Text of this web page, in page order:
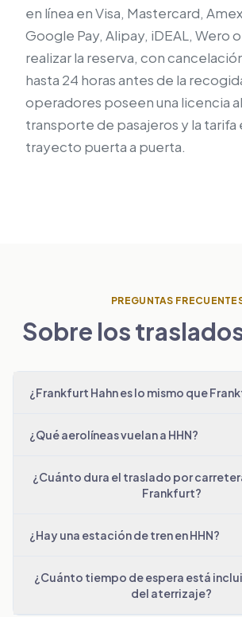
en línea en Visa, Mastercard,
Google Pay, Alipay, iDEAL, Wero o
realizar la reserva, con
hasta 24 horas antes de la
operadores poseen una licencia
transporte de pasajeros y la tarifa
trayecto puerta a puerta.
PREGUNTAS
Sobre los
¿Frankfurt Hahn es lo mismo que
¿Qué aerolíneas vuelan a HHN?
¿Cuánto dura el traslado por
Frankfurt?
¿Hay una estación de tren en HHN?
¿Cuánto tiempo de espera está
del aterrizaje?